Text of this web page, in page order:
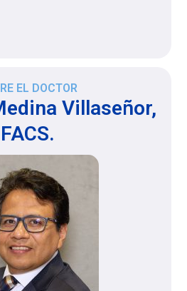
EL DOCTOR
Villaseñor,
FACS.